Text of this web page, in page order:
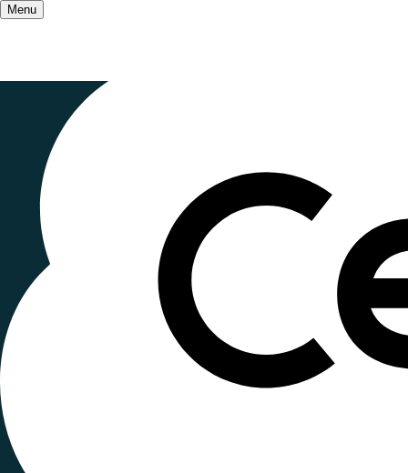
Menu
On parle de nous/
Pratiques
aux
18 juillet 2024 , mis à jour le27 octobre
Lecture ~2 minutes